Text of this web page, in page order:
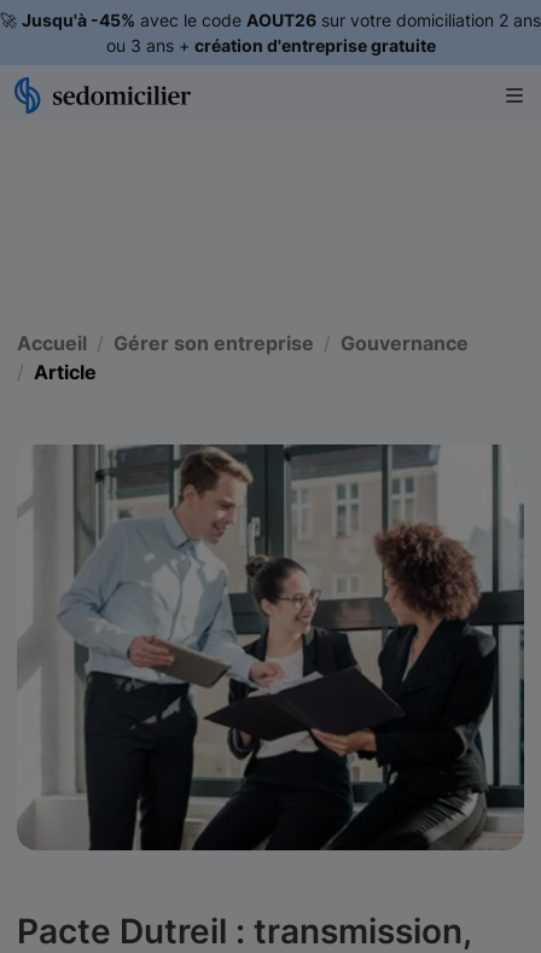
🚀 Jusqu'à -45% avec le code AOUT26 sur votre domiciliation 2 ans
ou 3 ans + création d'entreprise gratuite
Accueil Gérer son entreprise
Gouvernance
Article
Pacte Dutreil : transmission,